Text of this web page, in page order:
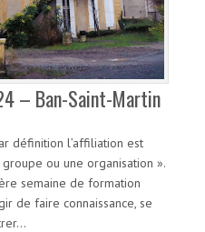
– Ban-Saint-Martin
définition l’affiliation est
groupe ou une organisation ».
semaine de formation
de faire connaissance, se